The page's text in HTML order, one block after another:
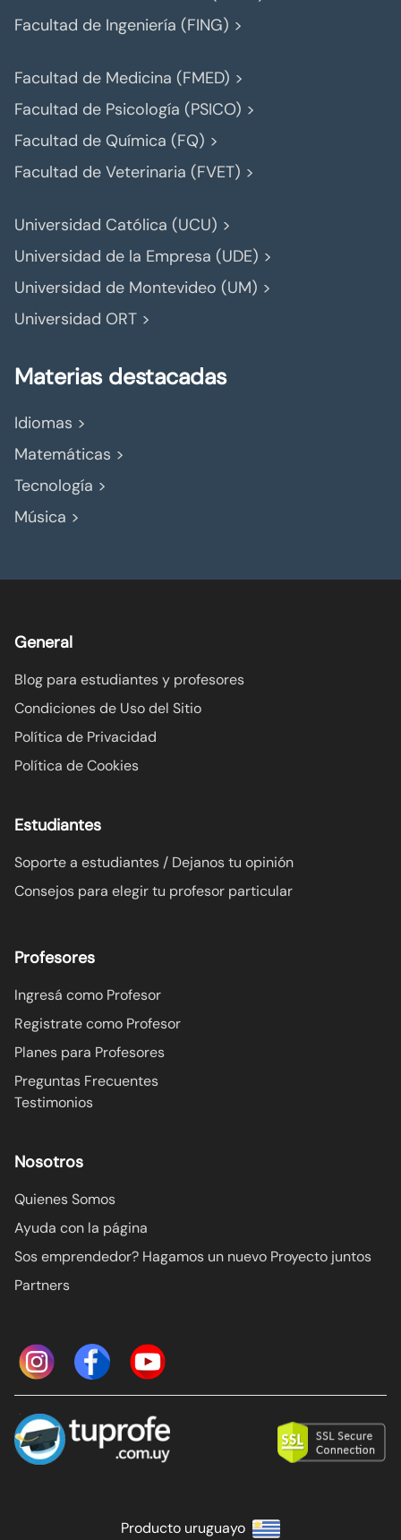
Facultad de Ingeniería (FING) >
Facultad de Medicina (FMED) >
Facultad de Psicología (PSICO) >
Facultad de Química (FQ) >
Facultad de Veterinaria (FVET) >
Universidad Católica (UCU) >
Universidad de la Empresa (UDE) >
Universidad de Montevideo (UM) >
Universidad ORT >
Materias destacadas
Idiomas >
Matemáticas >
Tecnología >
Música >
General
Blog para estudiantes y profesores
Condiciones de Uso del Sitio
Política de Privacidad
Política de Cookies
Estudiantes
Soporte a estudiantes / Dejanos tu opinión
Consejos para elegir tu profesor particular
Profesores
Ingresá como Profesor
Registrate como Profesor
Planes para Profesores
Preguntas Frecuentes
Testimonios
Nosotros
Quienes Somos
Ayuda con la página
Sos emprendedor? Hagamos un nuevo Proyecto juntos
Partners
Producto uruguayo